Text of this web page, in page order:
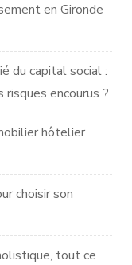
en Gironde
du capital social :
encourus ?
hôtelier
choisir son
tout ce